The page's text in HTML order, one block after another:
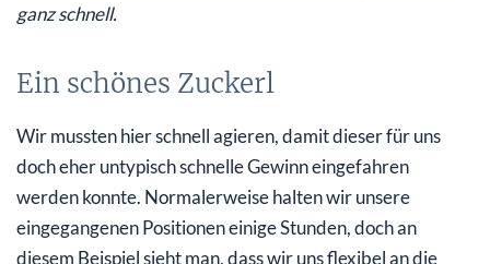
ganz schnell.
Ein schönes Zuckerl
Wir mussten hier schnell agieren, damit dieser für uns
doch eher untypisch schnelle Gewinn eingefahren
werden konnte. Normalerweise halten wir unsere
eingegangenen Positionen einige Stunden, doch an
diesem Beispiel sieht man, dass wir uns flexibel an die